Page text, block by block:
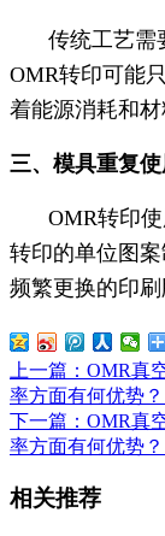
传统工艺需
OMR转印可能
着能源消耗和材
三、模具重复使
OMR转印
转印的单位图
频繁更换的印刷
上一篇 ：OMR真
率方面有何优势？
下一篇 ：OMR真
率方面有何优势？
相关推荐